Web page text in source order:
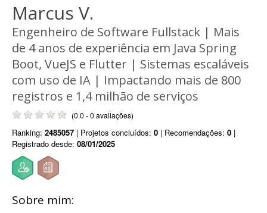
Marcus V.
Engenheiro de Software Fullstack | Mais
de 4 anos de experiência em Java Spring
Boot, VueJS e Flutter | Sistemas escaláveis
com uso de IA | Impactando mais de 800
registros e 1,4 milhão de serviços
(0.0 - 0 avaliações)
Ranking: 2485057 | Projetos concluídos: 0 | Recomendações: 0 |
Registrado desde: 08/01/2025
Sobre mim: